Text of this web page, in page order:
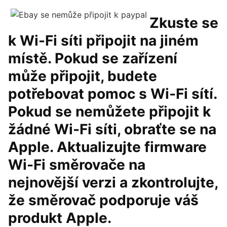
Zkuste se
k Wi-Fi síti připojit na jiném
místě. Pokud se zařízení
může připojit, budete
potřebovat pomoc s Wi-Fi sítí.
Pokud se nemůžete připojit k
žádné Wi-Fi síti, obraťte se na
Apple. Aktualizujte firmware
Wi-Fi směrovače na
nejnovější verzi a zkontrolujte,
že směrovač podporuje váš
produkt Apple.